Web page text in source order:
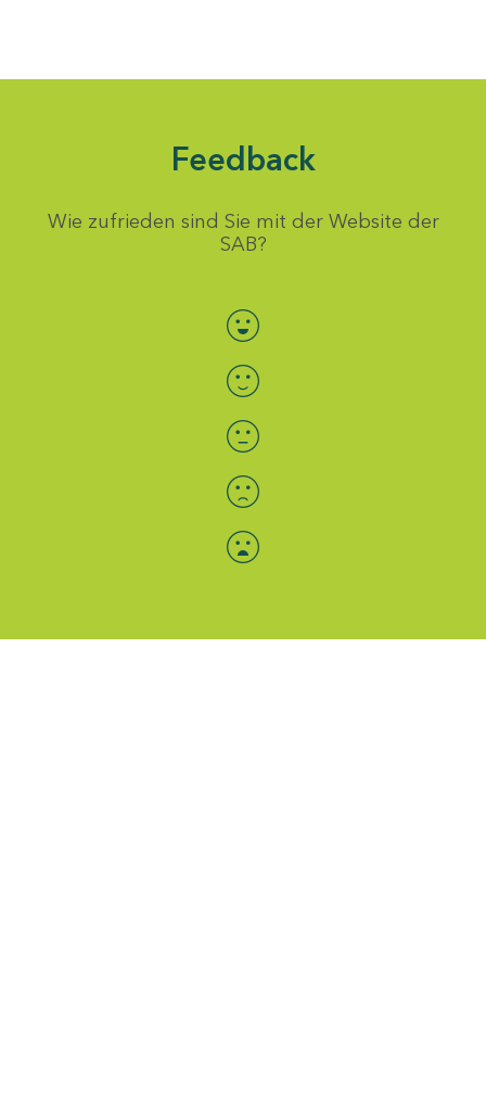
Feedback
Wie zufrieden sind Sie mit der Website der
SAB?
Bewertung auswählen